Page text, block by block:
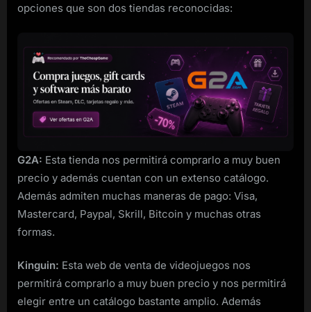
opciones que son dos tiendas reconocidas:
G2A: Esta tienda nos permitirá comprarlo a muy buen
precio y además cuentan con un extenso catálogo.
Además admiten muchas maneras de pago: Visa,
Mastercard, Paypal, Skrill, Bitcoin y muchas otras
formas.
Kinguin: Esta web de venta de videojuegos nos
permitirá comprarlo a muy buen precio y nos permitirá
elegir entre un catálogo bastante amplio. Además